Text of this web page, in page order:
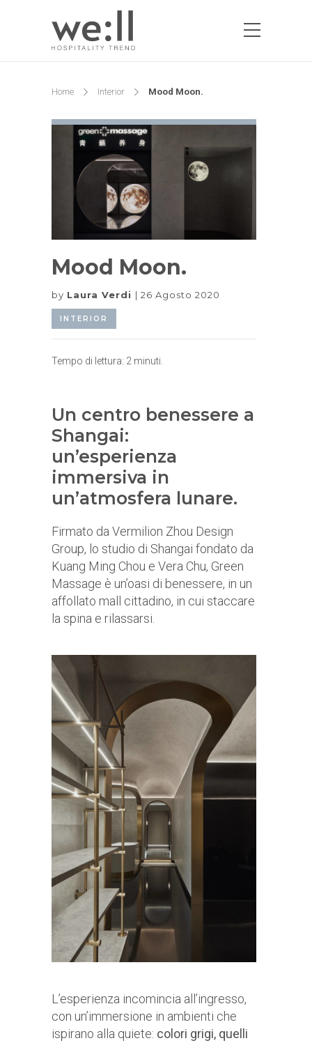
Home Interior Mood Moon.
Mood Moon.
by Laura Verdi 26 Agosto 2020
INTERIOR
Tempo di lettura: 2 minuti.
Un centro benessere a
Shangai:
un’esperienza
immersiva in
un’atmosfera lunare.
Firmato da Vermilion Zhou Design
Group, lo studio di Shangai fondato da
Kuang Ming Chou e Vera Chu, Green
Massage è un’oasi di benessere, in un
affollato mall cittadino, in cui staccare
la spina e rilassarsi.
L’esperienza incomincia all’ingresso,
con un’immersione in ambienti che
ispirano alla quiete: colori grigi, quelli